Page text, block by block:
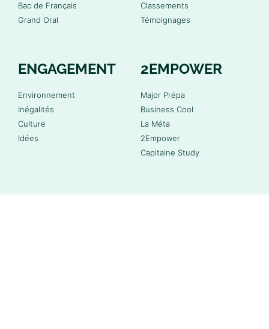
Bac de Français
Grand Oral
Classements
Témoignages
ENGAGEMENT
Environnement
Inégalités
Culture
Idées
2EMPOWER
Major Prépa
Business Cool
La Méta
2Empower
Capitaine Study